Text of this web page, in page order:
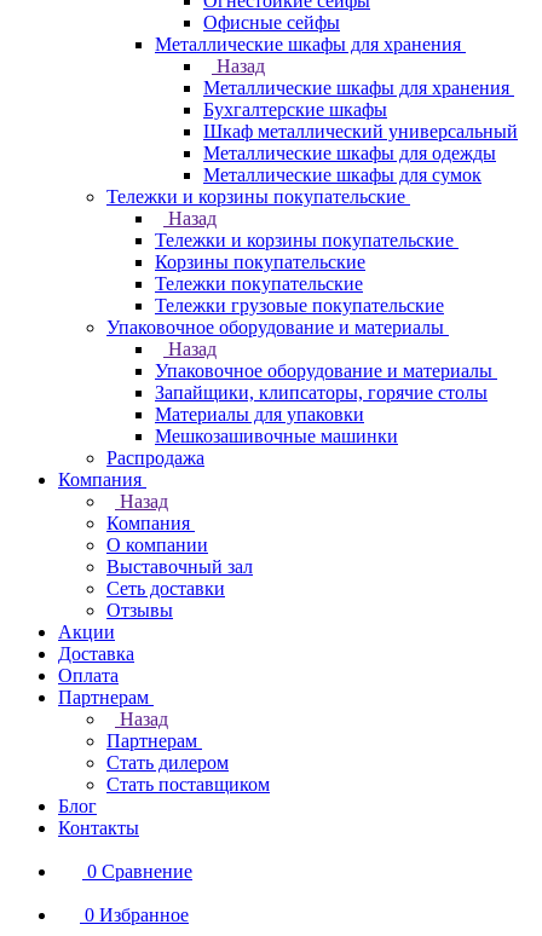
Офисные сейфы
Металлические шкафы для хранения
Назад
Металлические шкафы для хранения
Бухгалтерские шкафы
Шкаф металлический универсальный
Металлические шкафы для одежды
Металлические шкафы для сумок
Тележки и корзины покупательские
Назад
Тележки и корзины покупательские
Корзины покупательские
Тележки покупательские
Тележки грузовые покупательские
Упаковочное оборудование и материалы
Назад
Упаковочное оборудование и материалы
Запайщики, клипсаторы, горячие столы
Материалы для упаковки
Мешкозашивочные машинки
Распродажа
Компания
Назад
Компания
О компании
Выставочный зал
Сеть доставки
Отзывы
Акции
Доставка
Оплата
Партнерам
Назад
Партнерам
Стать дилером
Стать поставщиком
Блог
Контакты
0 Сравнение
0 Избранное